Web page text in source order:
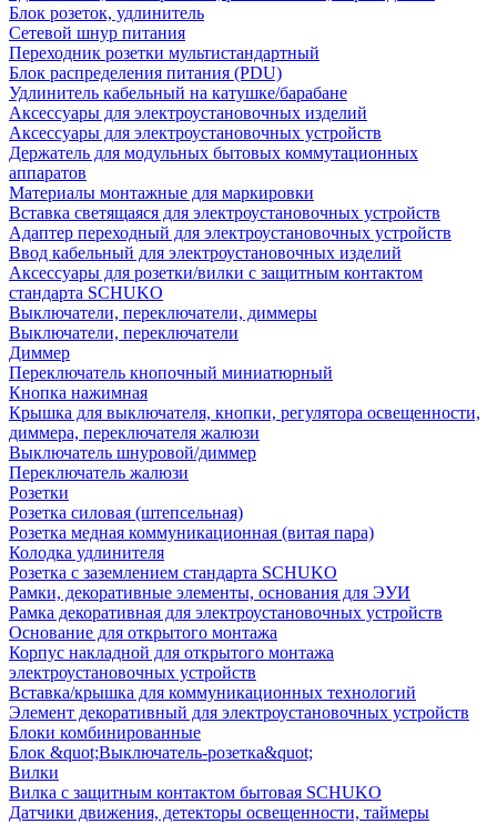
Блок розеток, удлинитель
Сетевой шнур питания
Переходник розетки мультистандартный
Блок распределения питания (PDU)
Удлинитель кабельный на катушке/барабане
Аксессуары для электроустановочных изделий
Аксессуары для электроустановочных устройств
Держатель для модульных бытовых коммутационных
аппаратов
Материалы монтажные для маркировки
Вставка светящаяся для электроустановочных устройств
Адаптер переходный для электроустановочных устройств
Ввод кабельный для электроустановочных изделий
Аксессуары для розетки/вилки с защитным контактом
стандарта SCHUKO
Выключатели, переключатели, диммеры
Выключатели, переключатели
Диммер
Переключатель кнопочный миниатюрный
Кнопка нажимная
Крышка для выключателя, кнопки, регулятора освещенности,
диммера, переключателя жалюзи
Выключатель шнуровой/диммер
Переключатель жалюзи
Розетки
Розетка силовая (штепсельная)
Розетка медная коммуникационная (витая пара)
Колодка удлинителя
Розетка с заземлением стандарта SCHUKO
Рамки, декоративные элементы, основания для ЭУИ
Рамка декоративная для электроустановочных устройств
Основание для открытого монтажа
Корпус накладной для открытого монтажа
электроустановочных устройств
Вставка/крышка для коммуникационных технологий
Элемент декоративный для электроустановочных устройств
Блоки комбинированные
Блок &quot;Выключатель-розетка&quot;
Вилки
Вилка с защитным контактом бытовая SCHUKO
Датчики движения, детекторы освещенности, таймеры